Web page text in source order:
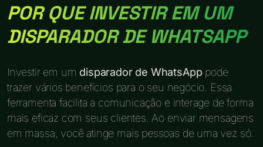
POR QUE INVESTIR EM UM
DISPARADOR DE WHATSAPP
Investir em um disparador de WhatsApp pode
trazer vários benefícios para o seu negócio. Essa
ferramenta facilita a comunicação e interage de forma
mais eficaz com seus clientes. Ao enviar mensagens
em massa, você atinge mais pessoas de uma vez só.